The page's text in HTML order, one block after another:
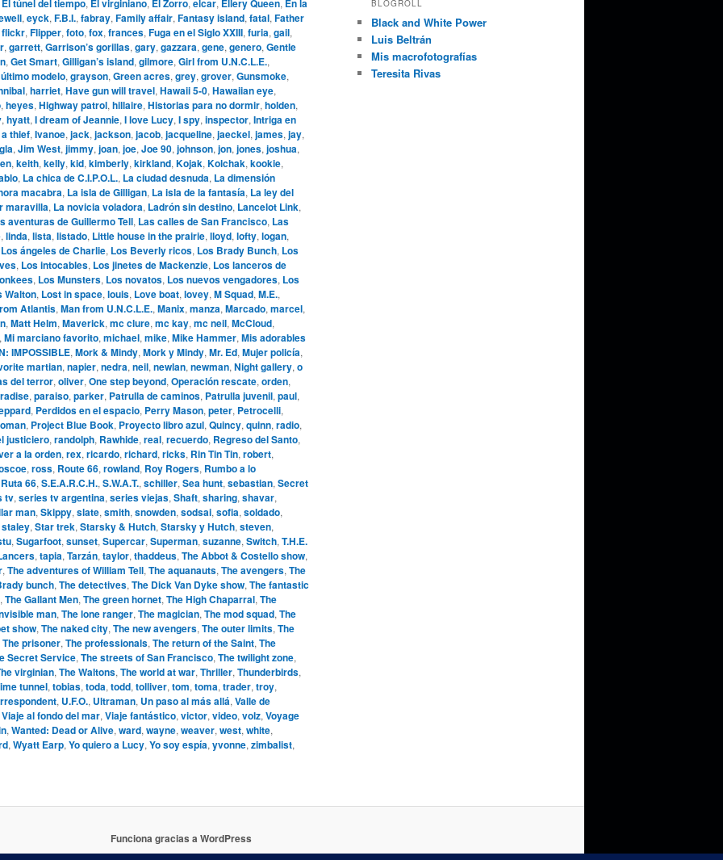
El túnel del tiempo, El virginiano, El Zorro, elcar, Ellery Queen, En la
, eyck, F.B.I., fabray, Family affair, Fantasy island, fatal, Father
flickr, Flipper, foto, fox, frances, Fuga en el Siglo XXIII, furia, gail,
, garrett, Garrison’s gorillas, gary, gazzara, gene, genero, Gentle
, Get Smart, Gilligan’s island, gilmore, Girl from U.N.C.L.E.,
modelo, grayson, Green acres, grey, grover, Gunsmoke,
, harriet, Have gun will travel, Hawaii 5-0, Hawaiian eye,
, heyes, Highway patrol, hillaire, Historias para no dormir, holden,
, hyatt, I dream of Jeannie, I love Lucy, I spy, inspector, Intriga en
thief, Ivanoe, jack, jackson, jacob, jacqueline, jaeckel, james, jay,
, Jim West, jimmy, joan, joe, Joe 90, johnson, jon, jones, joshua,
, keith, kelly, kid, kimberly, kirkland, Kojak, Kolchak, kookie,
, La chica de C.I.P.O.L., La ciudad desnuda, La dimensión
macabra, La isla de Gilligan, La isla de la fantasía, La ley del
maravilla, La novicia voladora, Ladrón sin destino, Lancelot Link,
aventuras de Guillermo Tell, Las calles de San Francisco, Las
, linda, lista, listado, Little house in the prairie, lloyd, lofty, logan,
Los ángeles de Charlie, Los Beverly ricos, Los Brady Bunch, Los
, Los intocables, Los jinetes de Mackenzie, Los lanceros de
, Los Munsters, Los novatos, Los nuevos vengadores, Los
Walton, Lost in space, louis, Love boat, lovey, M Squad, M.E.,
Atlantis, Man from U.N.C.L.E., Manix, manza, Marcado, marcel,
, Matt Helm, Maverick, mc clure, mc kay, mc neil, McCloud,
, Mi marciano favorito, michael, mike, Mike Hammer, Mis adorables
IMPOSSIBLE, Mork & Mindy, Mork y Mindy, Mr. Ed, Mujer policía,
martian, napier, nedra, neil, newlan, newman, Night gallery, o
del terror, oliver, One step beyond, Operación rescate, orden,
, paraiso, parker, Patrulla de caminos, Patrulla juvenil, paul,
, Perdidos en el espacio, Perry Mason, peter, Petrocelli,
, Project Blue Book, Proyecto libro azul, Quincy, quinn, radio,
justiciero, randolph, Rawhide, real, recuerdo, Regreso del Santo,
a la orden, rex, ricardo, richard, ricks, Rin Tin Tin, robert,
, ross, Route 66, rowland, Roy Rogers, Rumbo a lo
Ruta 66, S.E.A.R.C.H., S.W.A.T., schiller, Sea hunt, sebastian, Secret
tv, series tv argentina, series viejas, Shaft, sharing, shavar,
man, Skippy, slate, smith, snowden, sodsai, sofia, soldado,
staley, Star trek, Starsky & Hutch, Starsky y Hutch, steven,
, Sugarfoot, sunset, Supercar, Superman, suzanne, Switch, T.H.E.
, tapia, Tarzán, taylor, thaddeus, The Abbot & Costello show,
, The adventures of William Tell, The aquanauts, The avengers, The
bunch, The detectives, The Dick Van Dyke show, The fantastic
, The Gallant Men, The green hornet, The High Chaparral, The
man, The lone ranger, The magician, The mod squad, The
show, The naked city, The new avengers, The outer limits, The
The prisoner, The professionals, The return of the Saint, The
Secret Service, The streets of San Francisco, The twilight zone,
virginian, The Waltons, The world at war, Thriller, Thunderbirds,
tunnel, tobias, toda, todd, tolliver, tom, toma, trader, troy,
, U.F.O., Ultraman, Un paso al más allá, Valle de
Viaje al fondo del mar, Viaje fantástico, victor, video, volz, Voyage
, Wanted: Dead or Alive, ward, wayne, weaver, west, white,
, Wyatt Earp, Yo quiero a Lucy, Yo soy espía, yvonne, zimbalist,
BLOGROLL
Black and White Power
Luis Beltrán
Mis macrofotografías
Teresita Rivas
Funciona gracias a WordPress